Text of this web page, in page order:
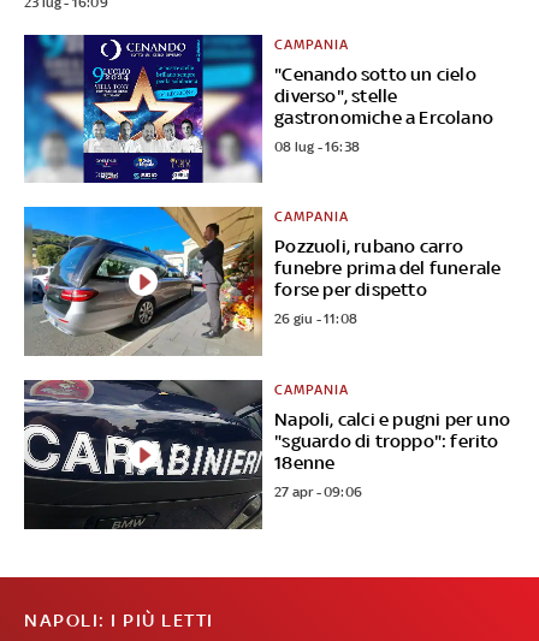
"Cenando sotto un cielo
diverso", stelle
gastronomiche a Ercolano
CAMPANIA
08 lug - 16:38
Pozzuoli, rubano carro
funebre prima del funerale
forse per dispetto
CAMPANIA
26 giu - 11:08
Napoli, calci e pugni per uno
"sguardo di troppo": ferito
18enne
CAMPANIA
27 apr - 09:06
NAPOLI: I PIÙ LETTI